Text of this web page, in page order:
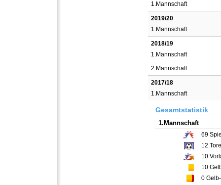
1.Mannschaft
2019/20
1.Mannschaft
2018/19
1.Mannschaft
2.Mannschaft
2017/18
1.Mannschaft
Gesamtstatistik
1.Mannschaft
69
12 Tore
10
10
0